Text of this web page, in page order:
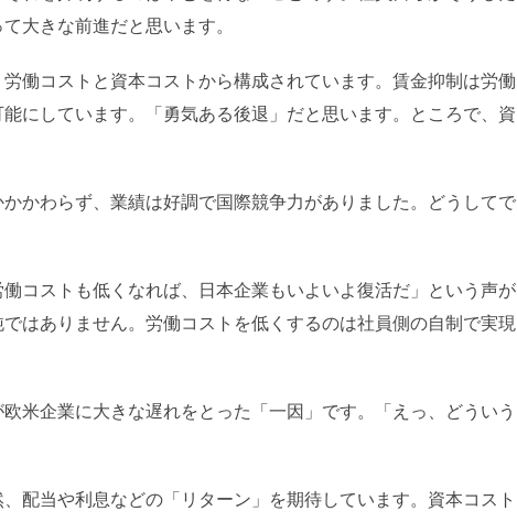
大きな前進だと思います。
働コストと資本コストから構成されています。賃金抑制は労働
にしています。「勇気ある後退」だと思います。ところで、資
かわらず、業績は好調で国際競争力がありました。どうしてで
コストも低くなれば、日本企業もいよいよ復活だ」という声が
はありません。労働コストを低くするのは社員側の自制で実現
米企業に大きな遅れをとった「一因」です。「えっ、どういう
配当や利息などの「リターン」を期待しています。資本コスト